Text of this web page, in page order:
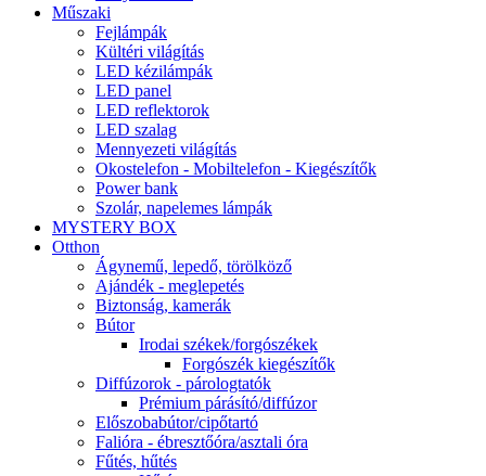
Műszaki
Fejlámpák
Kültéri világítás
LED kézilámpák
LED panel
LED reflektorok
LED szalag
Mennyezeti világítás
Okostelefon - Mobiltelefon - Kiegészítők
Power bank
Szolár, napelemes lámpák
MYSTERY BOX
Otthon
Ágynemű, lepedő, törölköző
Ajándék - meglepetés
Biztonság, kamerák
Bútor
Irodai székek/forgószékek
Forgószék kiegészítők
Diffúzorok - párologtatók
Prémium párásító/diffúzor
Előszobabútor/cipőtartó
Falióra - ébresztőóra/asztali óra
Fűtés, hűtés